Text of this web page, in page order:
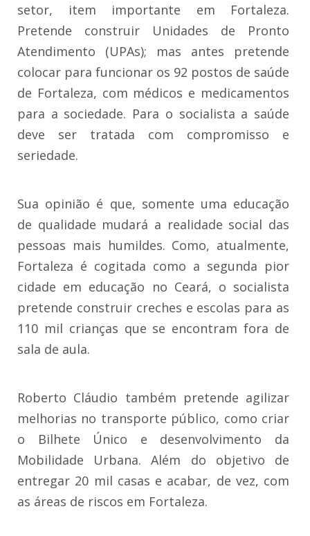
setor, item importante em Fortaleza.
Pretende construir Unidades de Pronto
Atendimento (UPAs); mas antes pretende
colocar para funcionar os 92 postos de saúde
de Fortaleza, com médicos e medicamentos
para a sociedade. Para o socialista a saúde
deve ser tratada com compromisso e
seriedade.
Sua opinião é que, somente uma educação
de qualidade mudará a realidade social das
pessoas mais humildes. Como, atualmente,
Fortaleza é cogitada como a segunda pior
cidade em educação no Ceará, o socialista
pretende construir creches e escolas para as
110 mil crianças que se encontram fora de
sala de aula.
Roberto Cláudio também pretende agilizar
melhorias no transporte público, como criar
o Bilhete Único e desenvolvimento da
Mobilidade Urbana. Além do objetivo de
entregar 20 mil casas e acabar, de vez, com
as áreas de riscos em Fortaleza.